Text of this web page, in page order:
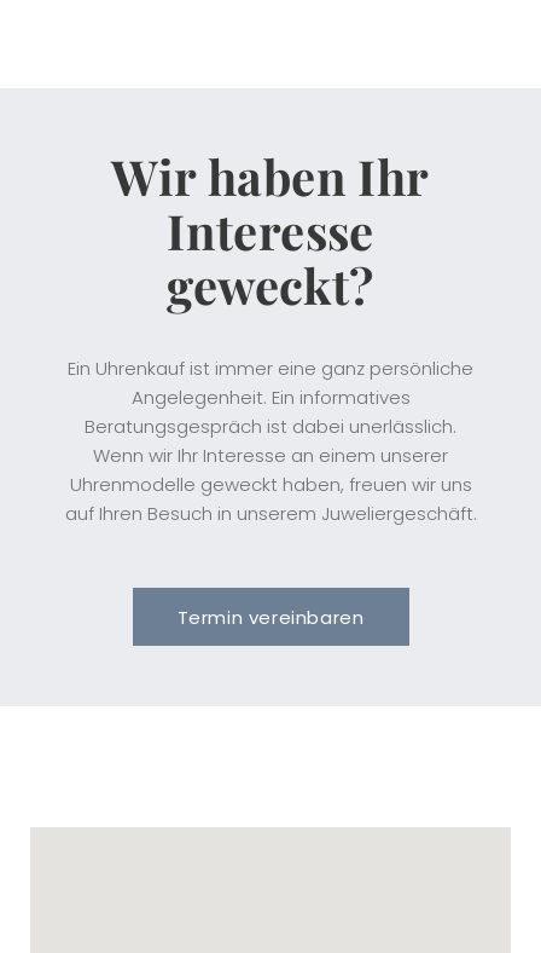
Wir haben Ihr
Interesse
geweckt?
Ein Uhrenkauf ist immer eine ganz persönliche
Angelegenheit. Ein informatives
Beratungsgespräch ist dabei unerlässlich.
Wenn wir Ihr Interesse an einem unserer
Uhrenmodelle geweckt haben, freuen wir uns
auf Ihren Besuch in unserem Juweliergeschäft.
Termin vereinbaren